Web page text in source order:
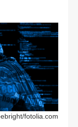
fotolia.com